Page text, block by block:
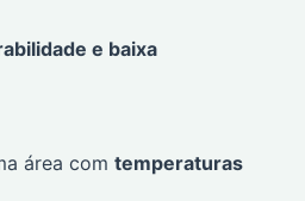
e baixa
área com temperaturas